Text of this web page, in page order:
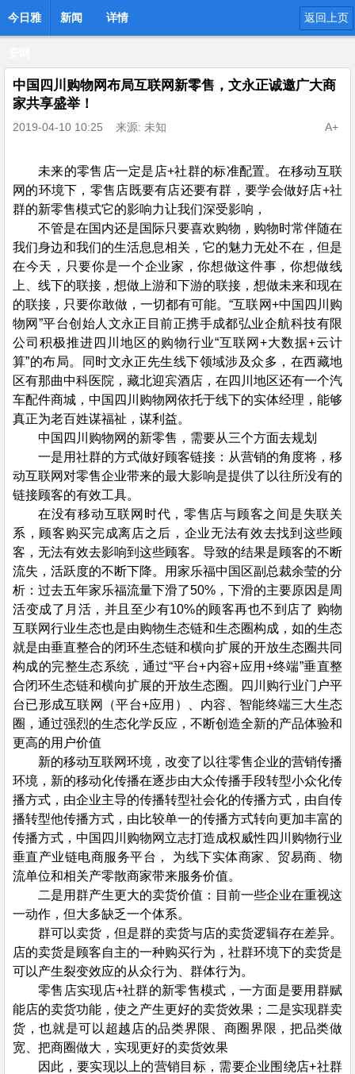
今日雅 新闻 详情 返回上页
中国四川购物网布局互联网新零售，文永正诚邀广大商
家共享盛举！
2019-04-10 10:25 来源: 未知 A+
未来的零售店一定是店+社群的标准配置。在移动互联
网的环境下，零售店既要有店还要有群，要学会做好店+社
群的新零售模式它的影响力让我们深受影响，
不管是在国内还是国际只要喜欢购物，购物时常伴随在
我们身边和我们的生活息息相关，它的魅力无处不在，但是
在今天，只要你是一个企业家，你想做这件事，你想做线
上、线下的联接，想做上游和下游的联接，想做未来和现在
的联接，只要你敢做，一切都有可能。“互联网+中国四川购
物网”平台创始人文永正目前正携手成都弘业企航科技有限
公司积极推进四川地区的购物行业“互联网+大数据+云计
算”的布局。同时文永正先生线下领域涉及众多，在西藏地
区有那曲中科医院，藏北迎宾酒店，在四川地区还有一个汽
车配件商城，中国四川购物网依托于线下的实体经理，能够
真正为老百姓谋福祉，谋利益。
中国四川购物网的新零售，需要从三个方面去规划
一是用社群的方式做好顾客链接：从营销的角度将，移
动互联网对零售企业带来的最大影响是提供了以往所没有的
链接顾客的有效工具。
在没有移动互联网时代，零售店与顾客之间是失联关
系，顾客购买完成离店之后，企业无法有效去找到这些顾
客，无法有效去影响到这些顾客。导致的结果是顾客的不断
流失，活跃度的不断下降。用家乐福中国区副总裁余莹的分
析：过去五年家乐福流量下滑了50%，下滑的主要原因是周
活变成了月活，并且至少有10%的顾客再也不到店了 购物
互联网行业生态也是由购物生态链和生态圈构成，如的生态
就是由垂直整合的闭环生态链和横向扩展的开放生态圈共同
构成的完整生态系统，通过“平台+内容+应用+终端”垂直整
合闭环生态链和横向扩展的开放生态圈。四川购行业门户平
台已形成互联网（平台+应用）、内容、智能终端三大生态
圈，通过强烈的生态化学反应，不断创造全新的产品体验和
更高的用户价值
新的移动互联网环境，改变了以往零售企业的营销传播
环境，新的移动化传播在逐步由大众传播手段转型小众化传
播方式，由企业主导的传播转型社会化的传播方式，由自传
播转型他传播方式，由比较单一的传播方式转向更加丰富的
传播方式，中国四川购物网立志打造成权威性四川购物行业
垂直产业链电商服务平台， 为线下实体商家、贸易商、物
流单位和相关产零散商家带来服务价值。
二是用群产生更大的卖货价值：目前一些企业在重视这
一动作，但大多缺乏一个体系。
群可以卖货，但是群的卖货与店的卖货逻辑存在差异。
店的卖货是顾客自主的一种购买行为，社群环境下的卖货是
可以产生裂变效应的从众行为、群体行为。
零售店实现店+社群的新零售模式，一方面是要用群赋
能店的卖货功能，使之产生更好的卖货效果；二是实现群卖
货，也就是可以超越店的品类界限、商圈界限，把品类做
宽、把商圈做大，实现更好的卖货效果
因此，要实现以上的营销目标，需要企业围绕店+社群